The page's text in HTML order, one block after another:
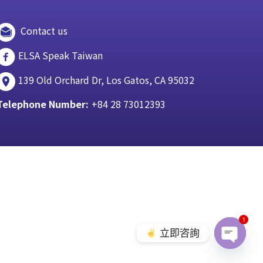
Contact us
ELSA Speak Taiwan
139 Old Orchard Dr, Los Gatos, CA 95032
Number: +84 28 73012393
立即咨詢
1